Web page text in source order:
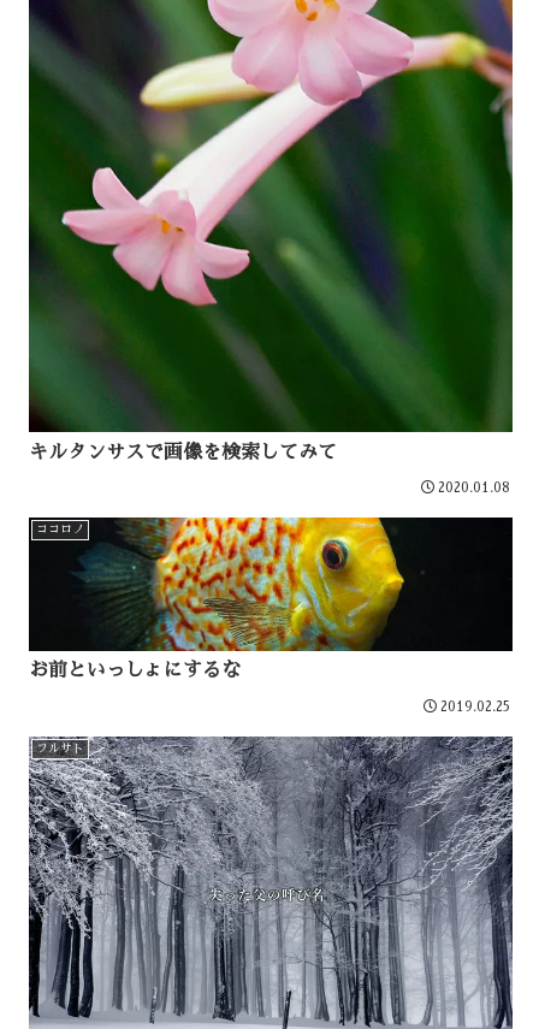
キルタンサスで画像を検索してみて
2020.01.08
ココロノ
お前といっしょにするな
2019.02.25
フルサト